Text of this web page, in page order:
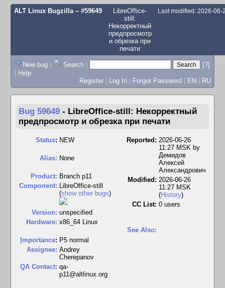
ALT Linux Bugzilla– #59649
LibreOffice-
still:
Некорректный
предпросмотр
и обрезка при
печати
Last modified: 2026-06-
New bug | Search |
[?]
| Help
Register | Log In | Forgot Password | EN | RU
Bug 59649 - LibreOffice-still: Некорректный
предпросмотр и обрезка при печати
Status: NEW
Alias: None
Product: Branch p11
Component: LibreOffice-still
(show other bugs)
Version: unspecified
Hardware: x86_64 Linux
mportance: P5 normal
Assignee: Andrey
Cherepanov
QA Contact: qa-
p11@altlinux.org
Reported: 2026-06-26
11:27 MSK by
Демидов
Алексей
Александрович
Modified: 2026-06-26
11:27 MSK
(History)
CC List: 0 users
See Also: